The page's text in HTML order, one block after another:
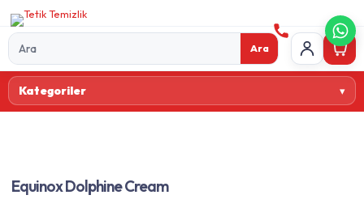
Ürün
ara
Ara
Kategoriler
Equinox Dolphine Cream